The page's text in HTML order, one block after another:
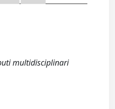
multidisciplinari